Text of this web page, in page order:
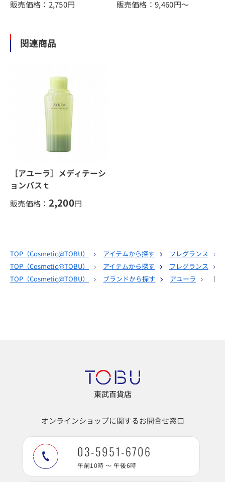
販売価格：2,750円 販売価格：9,460円～
関連商品
［アユーラ］メディテーシ
ョンバスｔ
販売価格： 2,200円
TOP（Cosmetic@TOBU） アイテムから探す フレグランス
TOP（Cosmetic@TOBU） アイテムから探す フレグランス
TOP（Cosmetic@TOBU） ブランドから探す アユーラ ［
東武百貨店
オンラインショップに関するお問合せ窓口
03-5951-6706
午前10時 ～ 午後6時